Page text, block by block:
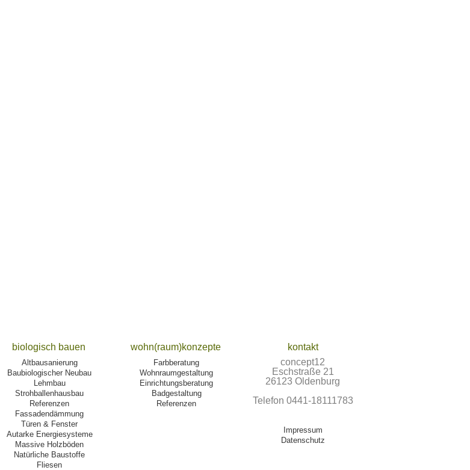
biologisch bauen
Altbausanierung
Baubiologischer Neubau
Lehmbau
Strohballenhausbau
Referenzen
Fassadendämmung
Türen & Fenster
Autarke Energiesysteme
Massive Holzböden
Natürliche Baustoffe
Fliesen
wohn(raum)konzepte
Farbberatung
Wohnraumgestaltung
Einrichtungsberatung
Badgestaltung
Referenzen
kontakt
concept12
Eschstraße 21
26123 Oldenburg
Telefon 0441-18111783
Impressum
Datenschutz